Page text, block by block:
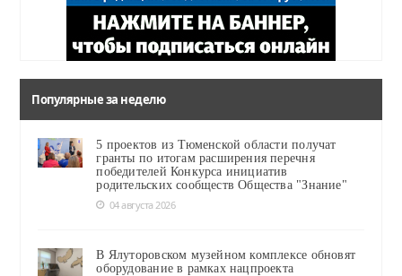
Популярные за неделю
5 проектов из Тюменской области получат
гранты по итогам расширения перечня
победителей Конкурса инициатив
родительских сообществ Общества "Знание"
04 августа 2026
В Ялуторовском музейном комплексе обновят
оборудование в рамках нацпроекта